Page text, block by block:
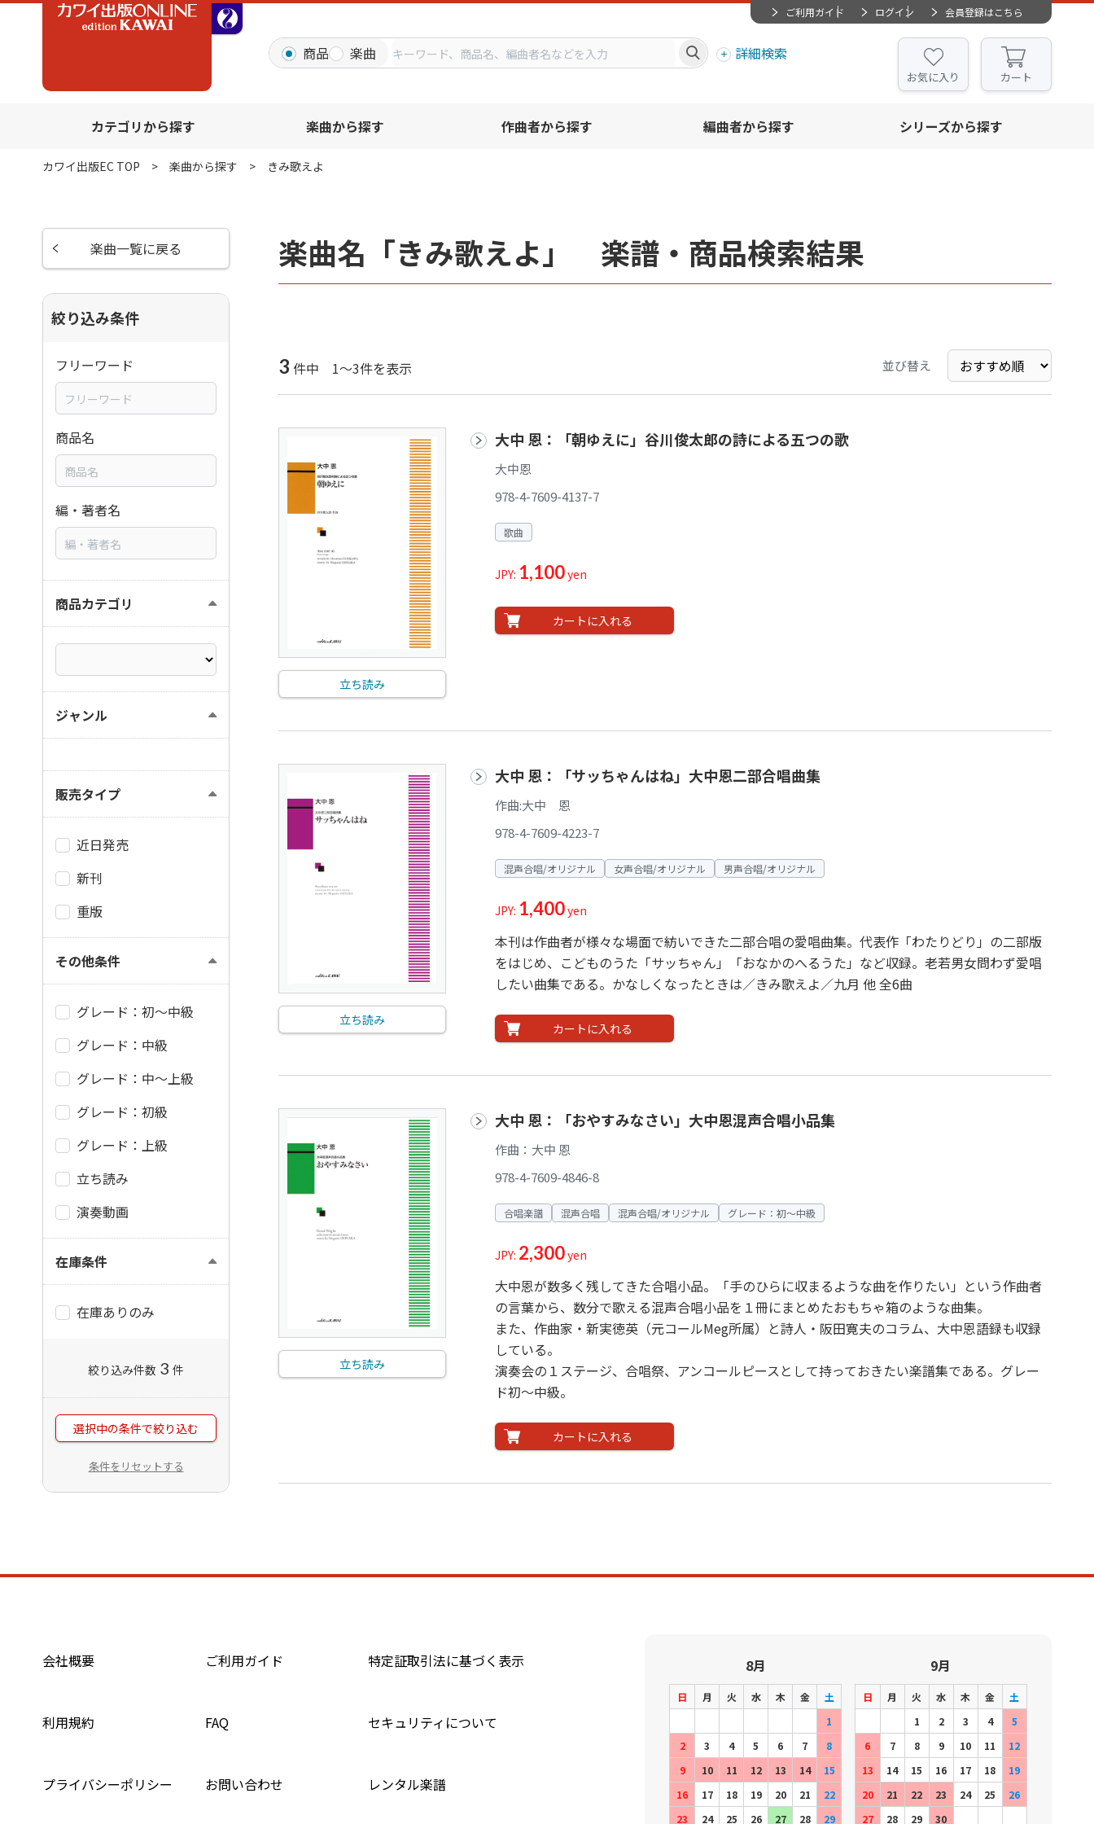
ご利用ガイド ログイン 会員登録はこちら
商品 楽曲 詳細検索
お気に入り カート
カテゴリから探す 楽曲から探す 作曲者から探す 編曲者から探す シリーズから探す
カワイ出版EC TOP 楽曲から探す きみ歌えよ
楽曲名「きみ歌えよ」 楽譜・商品検索結果
3 件中 1～3件を表示 並び替え
立ち読み
大中 恩：「朝ゆえに」谷川俊太郎の詩による五つの歌
大中恩
978-4-7609-4137-7
歌曲
JPY: 1,100yen
カートに入れる
立ち読み
大中 恩：「サッちゃんはね」大中恩二部合唱曲集
作曲:大中 恩
978-4-7609-4223-7
混声合唱/オリジナル 女声合唱/オリジナル 男声合唱/オリジナル
JPY: 1,400yen
本刊は作曲者が様々な場面で紡いできた二部合唱の愛唱曲集。代表作「わたりどり」の二部版
をはじめ、こどものうた「サッちゃん」「おなかのへるうた」など収録。老若男女問わず愛唱
したい曲集である。かなしくなったときは／きみ歌えよ／九月 他 全6曲
カートに入れる
立ち読み
大中 恩：「おやすみなさい」大中恩混声合唱小品集
作曲：大中 恩
978-4-7609-4846-8
合唱楽譜 混声合唱 混声合唱/オリジナル グレード：初～中級
JPY: 2,300yen
大中恩が数多く残してきた合唱小品。「手のひらに収まるような曲を作りたい」という作曲者
の言葉から、数分で歌える混声合唱小品を１冊にまとめたおもちゃ箱のような曲集。
また、作曲家・新実徳英（元コールMeg所属）と詩人・阪田寛夫のコラム、大中恩語録も収録
している。
演奏会の１ステージ、合唱祭、アンコールピースとして持っておきたい楽譜集である。グレー
ド初～中級。
カートに入れる
楽曲一覧に戻る
絞り込み条件
フリーワード
商品名
編・著者名
商品カテゴリ
ジャンル
販売タイプ
近日発売
新刊
重版
その他条件
グレード：初～中級
グレード：中級
グレード：中～上級
グレード：初級
グレード：上級
立ち読み
演奏動画
在庫条件
在庫ありのみ
絞り込み件数 3 件
選択中の条件で絞り込む
条件をリセットする
会社概要 ご利用ガイド 特定証取引法に基づく表示
利用規約 FAQ セキュリティについて
プライバシーポリシー お問い合わせ レンタル楽譜
8月
日 月 火 水 木 金
土
1
2
3 4 5 6 7
8
9
10 11 12 13 14
15
16
17 18 19 20 21
22
23
24 25 26 27 28 29
9月
日 月 火 水 木 金
土
1
2 3 4
5
6
7 8 9 10 11
12
13
14 15 16 17 18
19
20
21 22 23 24 25
26
27
28 29 30